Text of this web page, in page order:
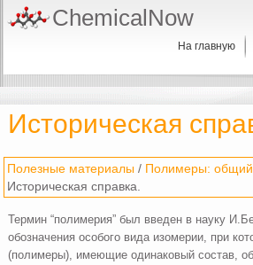
ChemicalNow
На главную
Историческая
Полезные материалы / Полимеры: общий
Историческая справка.
Термин “полимерия” был введен в науку
обозначения особого вида изомерии, при
(полимеры), имеющие одинаковый состав,